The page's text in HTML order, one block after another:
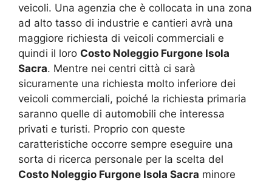
veicoli. Una agenzia che è collocata in una zona
ad alto tasso di industrie e cantieri avrà una
maggiore richiesta di veicoli commerciali e
quindi il loro Costo Noleggio Furgone Isola
Sacra. Mentre nei centri città ci sarà
sicuramente una richiesta molto inferiore dei
veicoli commerciali, poiché la richiesta primaria
saranno quelle di automobili che interessa
privati e turisti. Proprio con queste
caratteristiche occorre sempre eseguire una
sorta di ricerca personale per la scelta del
Costo Noleggio Furgone Isola Sacra minore